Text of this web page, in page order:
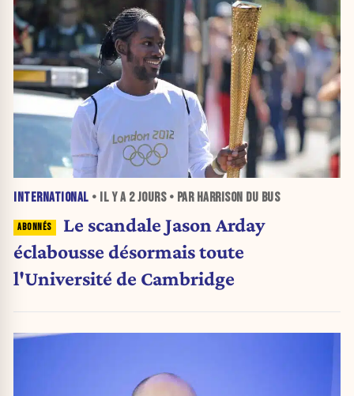
INTERNATIONAL • IL Y A 2 JOURS• PAR HARRISON DU BUS
Le scandale Jason Arday
éclabousse désormais toute
l'Université de Cambridge